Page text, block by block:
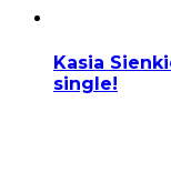
Kasia
single!